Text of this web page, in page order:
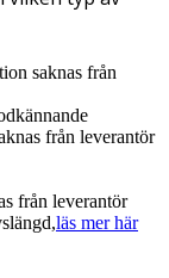
saknas från
från leverantör
från leverantör
läs mer här